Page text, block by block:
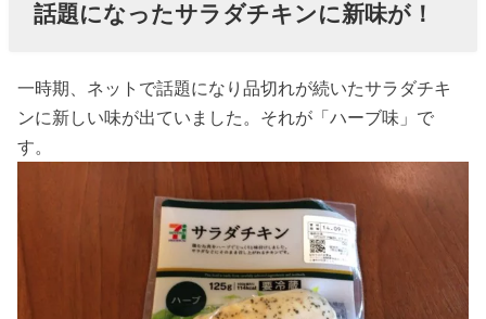
話題になったサラダチキンに新味が！
一時期、ネットで話題になり品切れが続いたサラダチキ
ンに新しい味が出ていました。それが「ハーブ味」で
す。